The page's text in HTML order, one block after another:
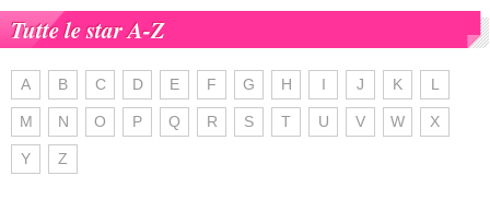
Tutte le star A-Z
A B C D E F G H I J K L
M N O P Q R S T U V W X
Y Z